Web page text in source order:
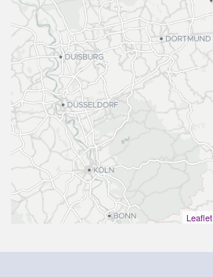
Leaflet